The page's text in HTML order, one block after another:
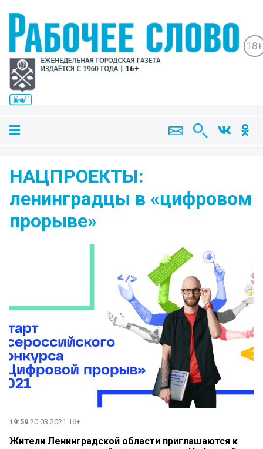
18+
НАЦПРОЕКТЫ:
ленинградцы в «цифровом
прорыве»
19:59 20.03.2021 16+
Жители Ленинградской области приглашаются к